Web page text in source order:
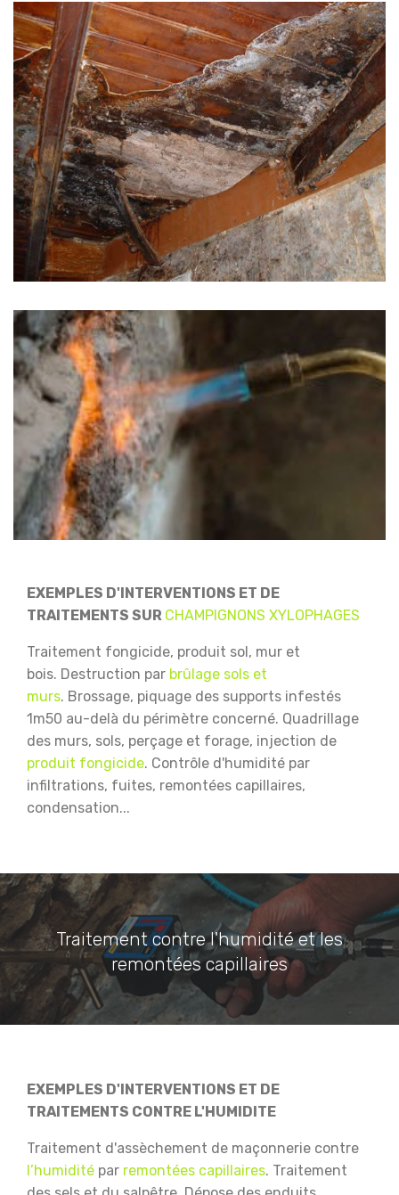
EXEMPLES D'INTERVENTIONS ET DE
TRAITEMENTS SUR CHAMPIGNONS XYLOPHAGES
Traitement fongicide, produit sol, mur et
bois. Destruction par brûlage sols et
murs. Brossage, piquage des supports infestés
1m50 au-delà du périmètre concerné. Quadrillage
des murs, sols, perçage et forage, injection de
produit fongicide. Contrôle d'humidité par
infiltrations, fuites, remontées capillaires,
condensation...
Traitement contre l'humidité et les
remontées capillaires
EXEMPLES D'INTERVENTIONS ET DE
TRAITEMENTS CONTRE L'HUMIDITE
Traitement d'assèchement de maçonnerie contre
l’humidité par remontées capillaires. Traitement